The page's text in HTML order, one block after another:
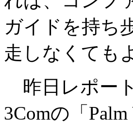
ガイドを持ち
走しなくても
昨日レポー
3Comの「